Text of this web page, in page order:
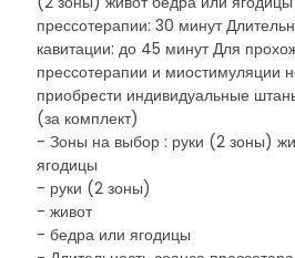
прессотерапии: 30 минут
кавитации: до 45 минут Для
прессотерапии и миостимуляции
приобрести индивидуальные
(за комплект)
- Зоны на выбор : руки (2 зоны)
ягодицы
- руки (2 зоны)
- живот
- бедра или ягодицы